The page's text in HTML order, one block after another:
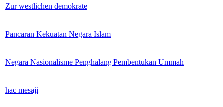
Zur westlichen demokrate
Pancaran Kekuatan Negara Islam
Negara Nasionalisme Penghalang Pembentukan Ummah
hac mesaji